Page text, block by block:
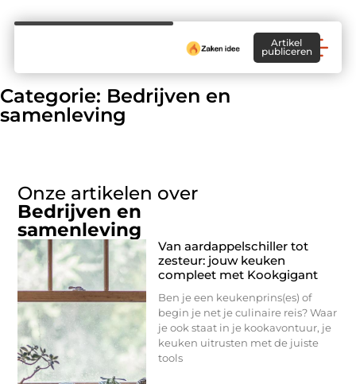
Artikel
publiceren
Categorie: Bedrijven en
samenleving
Onze artikelen over
Bedrijven en
samenleving
Van aardappelschiller tot
zesteur: jouw keuken
compleet met Kookgigant
Ben je een keukenprins(es) of
begin je net je culinaire reis? Waar
je ook staat in je kookavontuur, je
keuken uitrusten met de juiste
tools